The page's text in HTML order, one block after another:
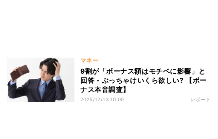
マネー
9割が「ボーナス額はモチベに影響」と
回答 - ぶっちゃけいくら欲しい? 【ボー
ナス本音調査】
2025/12/13 10:00 レポート